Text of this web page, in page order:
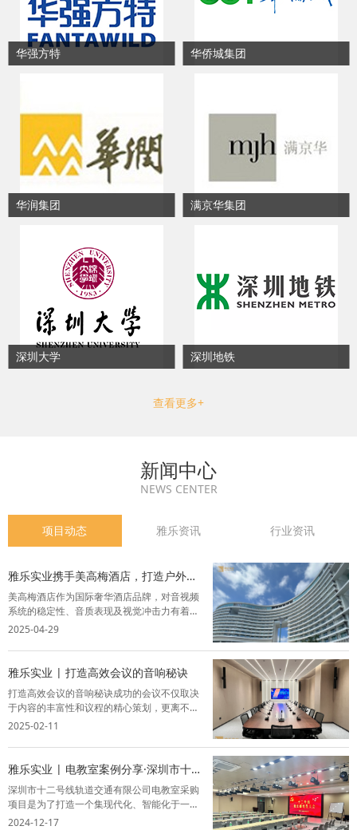
华强方特 华侨城集团
华润集团 满京华集团
深圳大学 深圳地铁
查看更多+
新闻中心
NEWS CENTER
项目动态 雅乐资讯 行业资讯
雅乐实业携手美高梅酒店，打造户外M
秀舞台视听盛宴
美高梅酒店作为国际奢华酒店品牌，对音视频
系统的稳定性、音质表现及视觉冲击力有着严
苛要求。雅乐实业凭借丰富的行业经验，为其
案，精选品牌设备，结合智能化控制技术，为
酒店呈现了一场声光交融的完美盛宴。项目背
景...
2025-04-29
雅乐实业 | 打造高效会议的音响秘诀
打造高效会议的音响秘诀成功的会议不仅取决
于内容的丰富性和议程的精心策划，更离不开
一套卓越的音视频系统。音视频系统能够让与
为与会者创造一个舒适、高效的交流环境。以
下是打造卓越会议音视频系统的几个关键因
素...
2025-02-11
雅乐实业 | 电教室案例分享·深圳市十二
号线轨道交通有限公司
深圳市十二号线轨道交通有限公司电教室采购
项目是为了打造一个集现代化、智能化于一体
的培训环境。这个新环境不仅将为员工提供一
2024-12-17